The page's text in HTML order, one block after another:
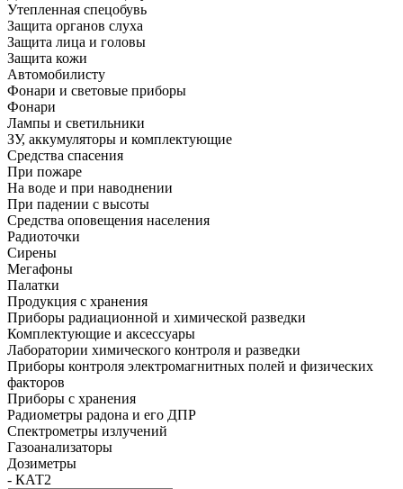
Утепленная спецобувь
Защита органов слуха
Защита лица и головы
Защита кожи
Автомобилисту
Фонари и световые приборы
Фонари
Лампы и светильники
ЗУ, аккумуляторы и комплектующие
Средства спасения
При пожаре
На воде и при наводнении
При падении с высоты
Средства оповещения населения
Радиоточки
Сирены
Мегафоны
Палатки
Продукция с хранения
Приборы радиационной и химической разведки
Комплектующие и аксессуары
Лаборатории химического контроля и разведки
Приборы контроля электромагнитных полей и физических
факторов
Приборы с хранения
Радиометры радона и его ДПР
Спектрометры излучений
Газоанализаторы
Дозиметры
- КАТ2